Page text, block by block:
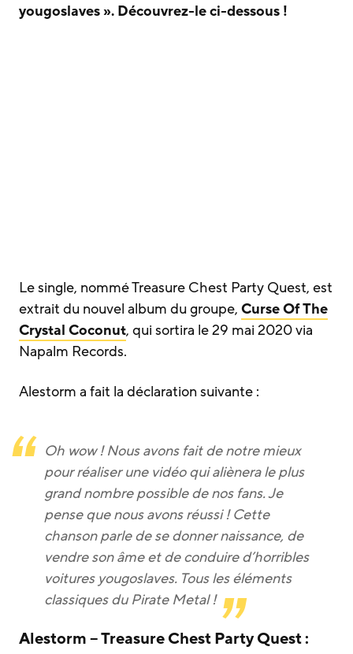
yougoslaves ». Découvrez-le ci-dessous !
Le single, nommé Treasure Chest Party Quest, est
extrait du nouvel album du groupe, Curse Of The
Crystal Coconut, qui sortira le 29 mai 2020 via
Napalm Records.
Alestorm a fait la déclaration suivante :
Oh wow ! Nous avons fait de notre mieux
pour réaliser une vidéo qui aliènera le plus
grand nombre possible de nos fans. Je
pense que nous avons réussi ! Cette
chanson parle de se donner naissance, de
vendre son âme et de conduire d’horribles
voitures yougoslaves. Tous les éléments
classiques du Pirate Metal !
Alestorm– Treasure Chest Party Quest :